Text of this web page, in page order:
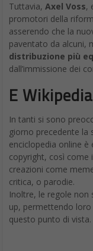
Tuttavia, Axel Voss,
promotori della
asserendo che la
paventato da alcuni,
distribuzione più
dall’immissione dei
E
In tanti si sono
giorno precedente la
enciclopedia online
copyright, così come
creazioni come
critica, o parodie.
Inoltre, le regole non
up, permettendo
questo punto di vista.